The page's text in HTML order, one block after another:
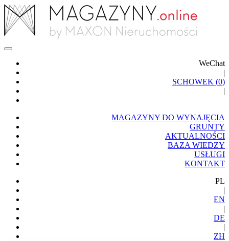
WeChat
|
SCHOWEK (0)
|
MAGAZYNY DO WYNAJĘCIA
GRUNTY
AKTUALNOŚCI
BAZA WIEDZY
USŁUGI
KONTAKT
PL
|
EN
|
DE
|
ZH